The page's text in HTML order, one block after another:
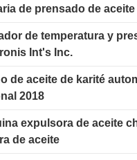
de prensado de aceite
de temperatura y
Int's Inc.
de aceite de karité
2018
expulsora de aceite
de aceite